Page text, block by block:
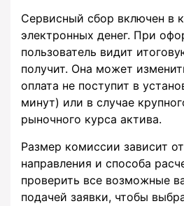
Сервисный сбор включен в
электронных денег. При
пользователь видит
получит. Она может
оплата не поступит в
минут) или в случае
рыночного курса актива.
Размер комиссии зависит
направления и способа
проверить все возможные
подачей заявки, чтобы